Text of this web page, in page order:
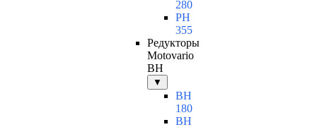
280
PH
355
Редукторы
Motovario
BH
▼
BH
180
BH